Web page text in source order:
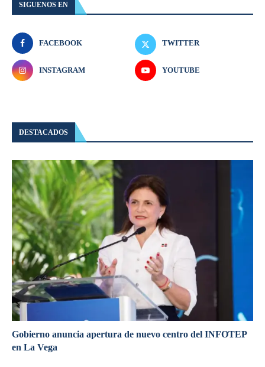
SIGUENOS EN
FACEBOOK TWITTER
INSTAGRAM YOUTUBE
DESTACADOS
Gobierno anuncia apertura de nuevo centro del INFOTEP
en La Vega